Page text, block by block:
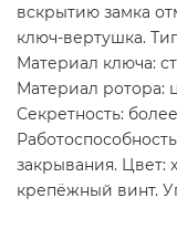
вскрытию замка
ключ-вертушка.
Материал ключа:
Материал ротора:
Секретность:
закрывания. Цвет:
крепёжный винт.